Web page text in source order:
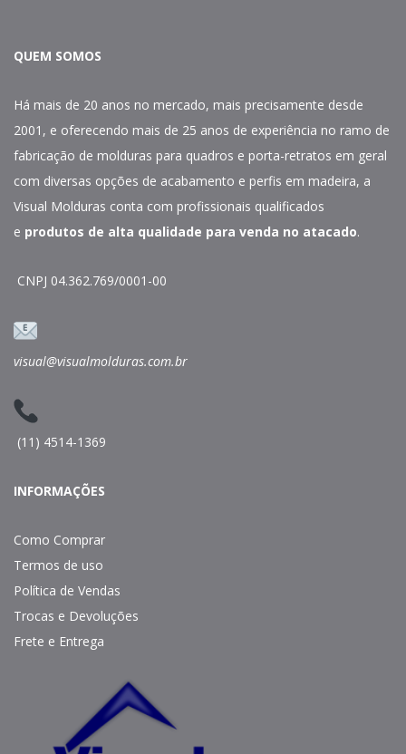
QUEM SOMOS
Há mais de 20 anos no mercado, mais precisamente desde
2001, e oferecendo mais de 25 anos de experiência no ramo de
fabricação de molduras para quadros e porta-retratos em geral
com diversas opções de acabamento e perfis em madeira, a
Visual Molduras conta com profissionais qualificados
e produtos de alta qualidade para venda no atacado.
CNPJ 04.362.769/0001-00
visual@visualmolduras.com.br
(11) 4514-1369
INFORMAÇÕES
Como Comprar
Termos de uso
Política de Vendas
Trocas e Devoluções
Frete e Entrega